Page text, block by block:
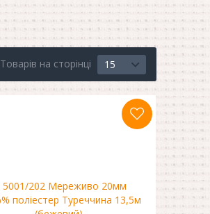
Товарів на сторінці 15